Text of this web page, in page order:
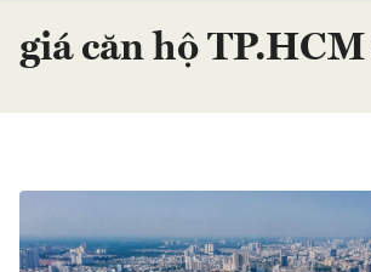
giá căn hộ